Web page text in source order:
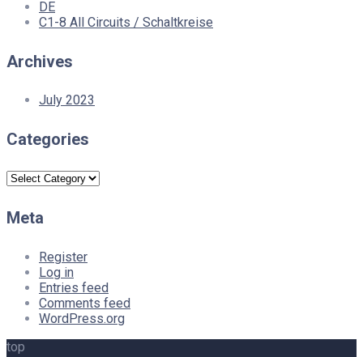
DE
C1-8 All Circuits / Schaltkreise
Archives
July 2023
Categories
Categories
Meta
Register
Log in
Entries feed
Comments feed
WordPress.org
top